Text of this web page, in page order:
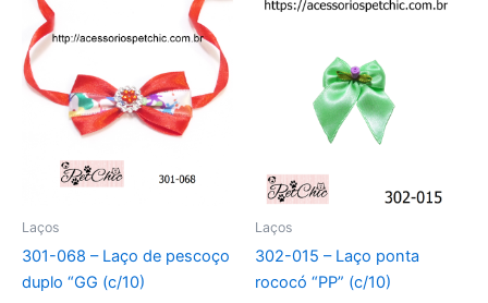
Laços
301-068 – Laço de pescoço
duplo “GG (c/10)
Laços
302-015 – Laço ponta
rococó “PP” (c/10)